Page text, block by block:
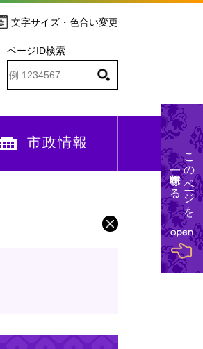
文字サイズ・色合い変更
ページID検索
市政情報
このページを
一時保存する